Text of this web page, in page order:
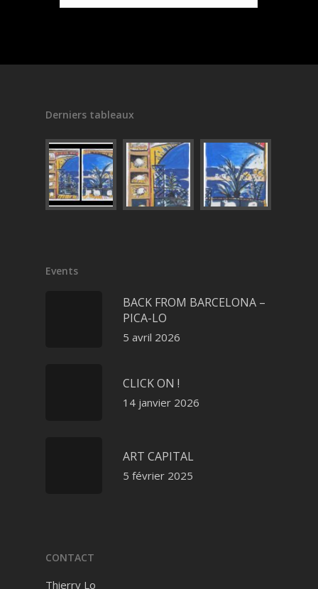
Derniers tableaux
Events
BACK FROM BARCELONA –
PICA-LO
5 avril 2026
CLICK ON !
14 janvier 2026
ART CAPITAL
5 février 2025
CONTACT
Thierry Lo